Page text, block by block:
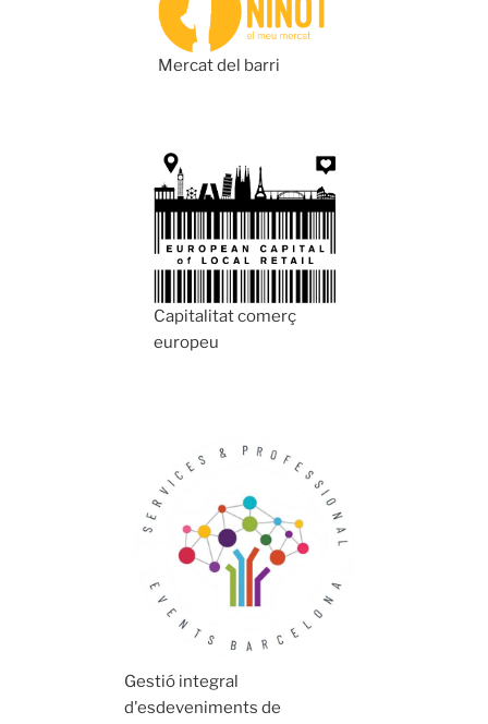
Mercat del barri
Capitalitat comerç
europeu
Gestió integral
d'esdeveniments de